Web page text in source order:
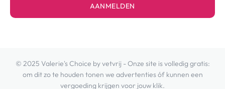
AANMELDEN
© 2025 Valerie's Choice by vetvrij - Onze site is volledig gratis:
om dit zo te houden tonen we advertenties óf kunnen een
vergoeding krijgen voor jouw klik.